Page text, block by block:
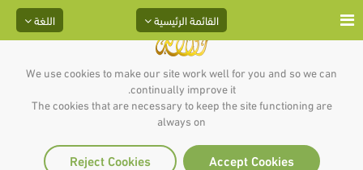
We use cookies to make our site work well for you and so we can
continually improve it.
The cookies that are necessary to keep the site functioning are
always on
Accept Cookies
Reject Cookies
اللغة القائمة الرئيسية
الصادقون